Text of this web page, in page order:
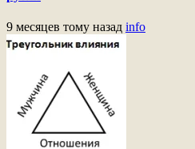
9 месяцев тому назад info